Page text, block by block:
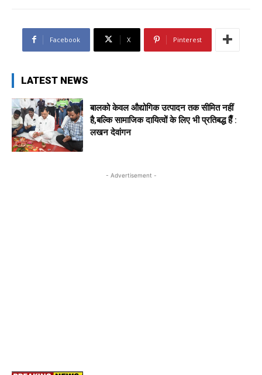
Facebook X Pinterest
LATEST NEWS
बालको केवल औद्योगिक उत्पादन तक सीमित नहीं
है,बल्कि सामाजिक दायित्वों के लिए भी प्रतिबद्ध हैँ :
लखन देवांगन
- Advertisement -